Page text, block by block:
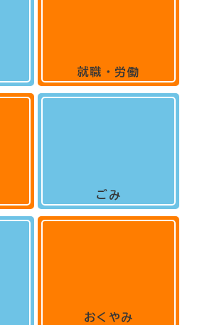
就職・労働
ごみ
おくやみ